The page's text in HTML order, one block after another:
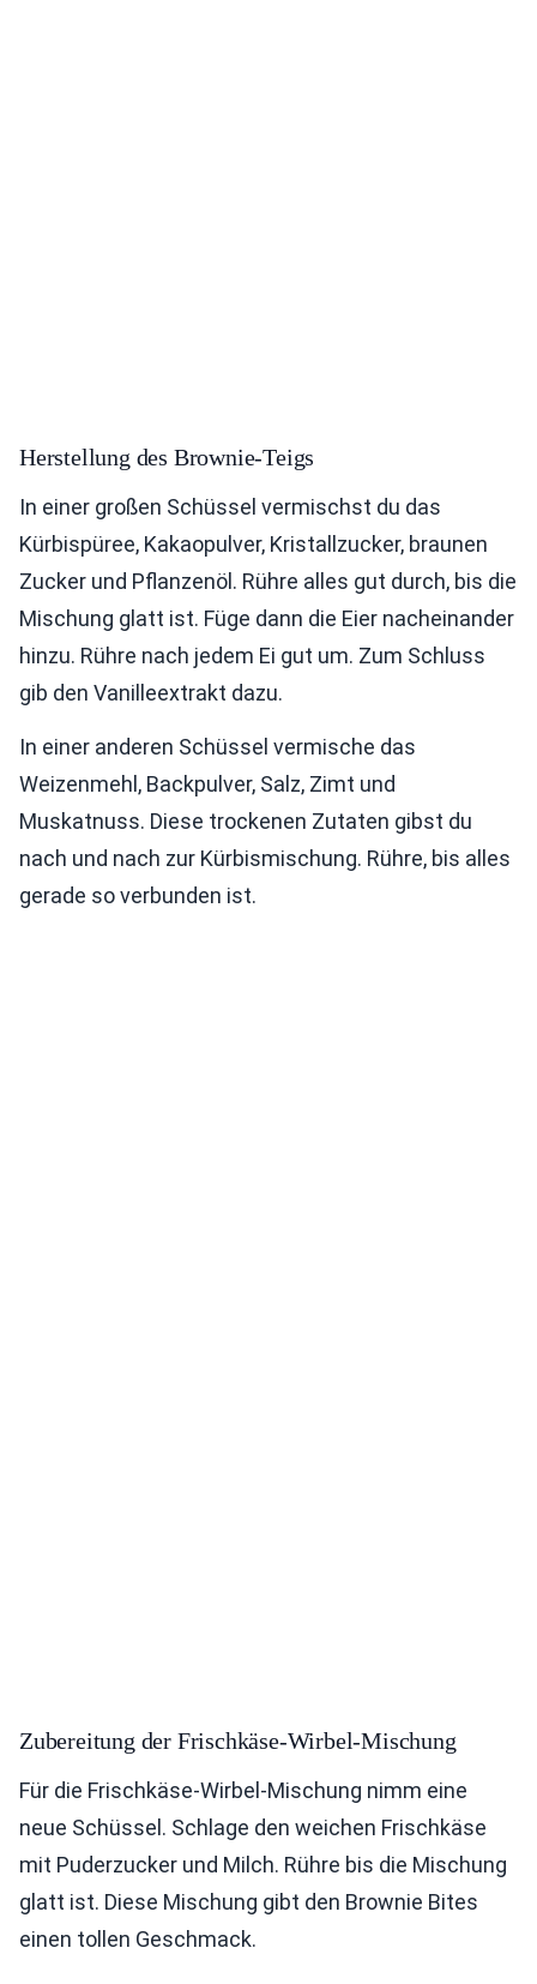
Herstellung des Brownie-Teigs
In einer großen Schüssel vermischst du das
Kürbispüree, Kakaopulver, Kristallzucker, braunen
Zucker und Pflanzenöl. Rühre alles gut durch, bis die
Mischung glatt ist. Füge dann die Eier nacheinander
hinzu. Rühre nach jedem Ei gut um. Zum Schluss
gib den Vanilleextrakt dazu.
In einer anderen Schüssel vermische das
Weizenmehl, Backpulver, Salz, Zimt und
Muskatnuss. Diese trockenen Zutaten gibst du
nach und nach zur Kürbismischung. Rühre, bis alles
gerade so verbunden ist.
Zubereitung der Frischkäse-Wirbel-Mischung
Für die Frischkäse-Wirbel-Mischung nimm eine
neue Schüssel. Schlage den weichen Frischkäse
mit Puderzucker und Milch. Rühre bis die Mischung
glatt ist. Diese Mischung gibt den Brownie Bites
einen tollen Geschmack.